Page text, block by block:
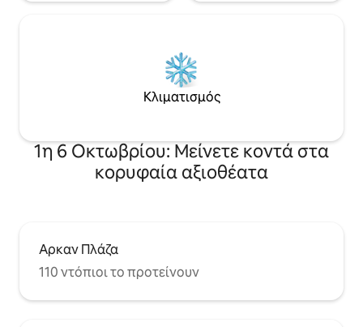
Κλιματισμός
1η 6 Οκτωβρίου: Μείνετε κοντά στα
κορυφαία αξιοθέατα
Αρκαν Πλάζα
110 ντόπιοι το προτείνουν